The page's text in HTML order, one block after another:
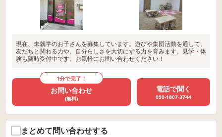
現在、未就学のお子さんを募集しています。遊びや集団活動を通して、
友だちと関わる力や、自分らしさを大切にする力を育みます。見学・体
験も随時受付中です。お気軽にお問い合わせください！
1分で完了！
お問い合わせ
(無料)
電話で聞く
050-1807-3744
まとめて問い合わせする